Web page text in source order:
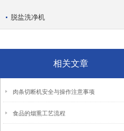
脱盐洗净机
相关文章
肉条切断机安全与操作注意事项
食品的烟熏工艺流程